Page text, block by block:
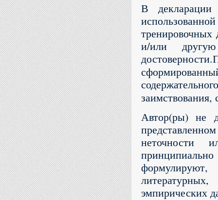
В
и/или
Автор(ры) не
неточности
эмпирических